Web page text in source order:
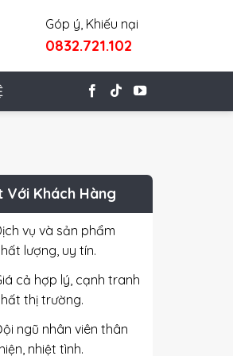
Góp ý, Khiếu nại
0832.721.102
Với Khách Hàng
vụ và sản phẩm
lượng, uy tín.
cả hợp lý, cạnh tranh
thị trường.
ngũ nhân viên thân
nhiệt tình.